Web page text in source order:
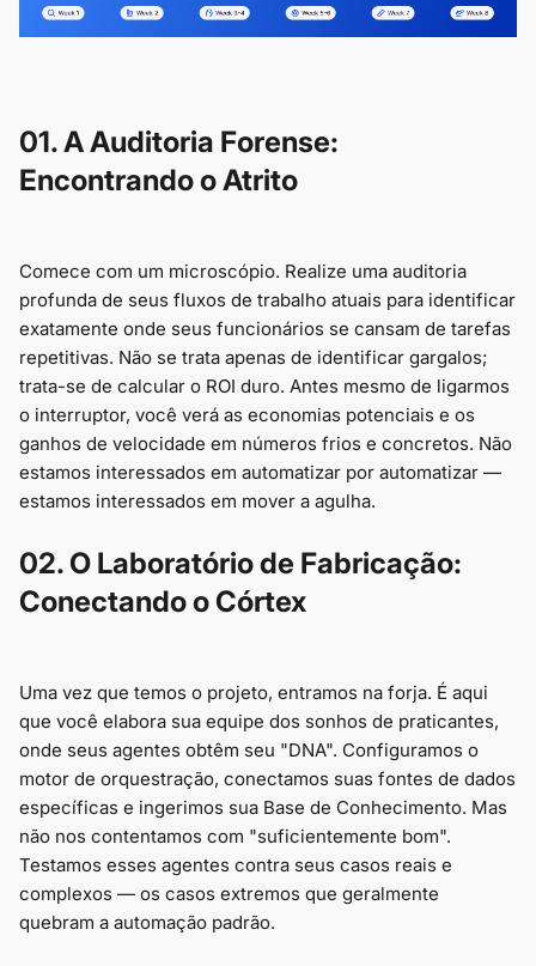
01. A Auditoria Forense:
Encontrando o Atrito
Comece com um microscópio. Realize uma auditoria
profunda de seus fluxos de trabalho atuais para identificar
exatamente onde seus funcionários se cansam de tarefas
repetitivas. Não se trata apenas de identificar gargalos;
trata-se de calcular o ROI duro. Antes mesmo de ligarmos
o interruptor, você verá as economias potenciais e os
ganhos de velocidade em números frios e concretos. Não
estamos interessados em automatizar por automatizar —
estamos interessados em mover a agulha.
02. O Laboratório de Fabricação:
Conectando o Córtex
Uma vez que temos o projeto, entramos na forja. É aqui
que você elabora sua equipe dos sonhos de praticantes,
onde seus agentes obtêm seu "DNA". Configuramos o
motor de orquestração, conectamos suas fontes de dados
específicas e ingerimos sua Base de Conhecimento. Mas
não nos contentamos com "suficientemente bom".
Testamos esses agentes contra seus casos reais e
complexos — os casos extremos que geralmente
quebram a automação padrão.